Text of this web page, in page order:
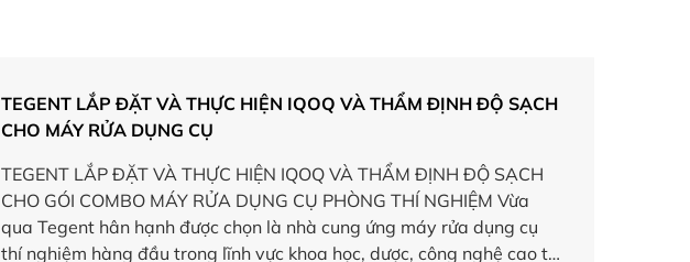
TEGENT LẮP ĐẶT VÀ THỰC HIỆN IQOQ VÀ THẨM ĐỊNH ĐỘ SẠCH
CHO MÁY RỬA DỤNG CỤ
TEGENT LẮP ĐẶT VÀ THỰC HIỆN IQOQ VÀ THẨM ĐỊNH ĐỘ SẠCH
CHO GÓI COMBO MÁY RỬA DỤNG CỤ PHÒNG THÍ NGHIỆM Vừa
qua Tegent hân hạnh được chọn là nhà cung ứng máy rửa dụng cụ
thí nghiệm hàng đầu trong lĩnh vực khoa học, dược, công nghệ cao từ